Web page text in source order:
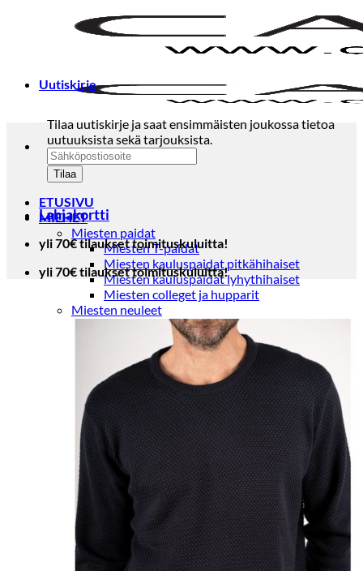
ETUSIVU
MIEHET
Miesten paidat
Miesten T-paidat
Miesten kauluspaidat pitkähihaiset
Miesten kauluspaidat lyhythihaiset
Miesten colleget ja hupparit
Miesten neuleet
Miesten neulepuserot
Miesten neuletakit
Puvut ja blazerit
Puvut
Puvuntakit ja blazerit
Miesten housut
Miesten housut
Miesten farkut
Miesten collegehousut
Miesten shortsit
Miesten asusteet
Vyöt ja olkaimet
Solmiot, rusetit ja taskuliinat
Miesten päähineet, huivit ja käsineet
Miesten yöasut ja alusvaatteet
Miesten alusvaatteet
Uutiskirje
Tilaa uutiskirje ja saat ensimmäisten joukossa tietoa
uutuuksista sekä tarjouksista.
Lahjakortti
yli 70€ tilaukset toimituskuluitta!
yli 70€ tilaukset toimituskuluitta!